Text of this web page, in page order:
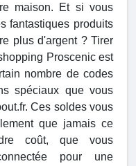
maison. Et si vous
fantastiques produits
plus d'argent ? Tirer
Proscenic est
nombre de codes
spéciaux que vous
Ces soldes vous
que jamais ce
coût, que vous
pour une